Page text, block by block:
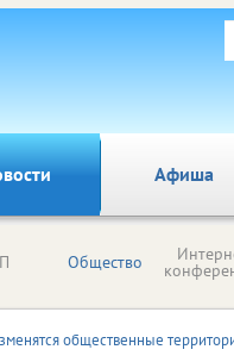
Афиша
Общество
общественные